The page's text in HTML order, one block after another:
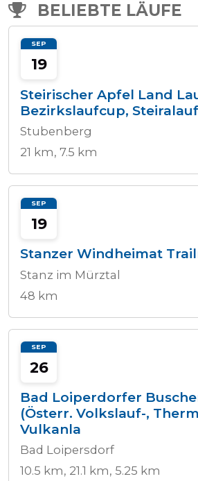
BELIEBTE LÄUFE
SEP
19
Steirischer Apfel Land
Bezirkslaufcup,
Stubenberg
21 km, 7.5 km
SEP
19
Stanzer Windheimat
Stanz im Mürztal
48 km
SEP
26
Bad Loiperdorfer
(Österr. Volkslauf-,
Vulkanla
Bad Loipersdorf
10.5 km, 21.1 km, 5.25 km